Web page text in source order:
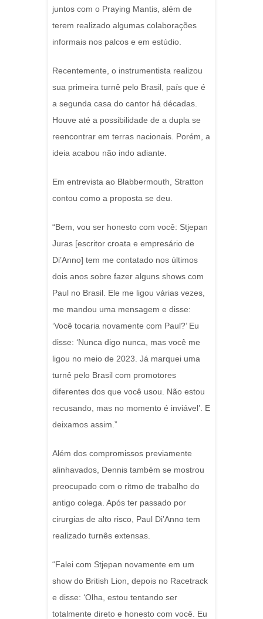
juntos com o Praying Mantis, além de
terem realizado algumas colaborações
informais nos palcos e em estúdio.
Recentemente, o instrumentista realizou
sua primeira turnê pelo Brasil, país que é
a segunda casa do cantor há décadas.
Houve até a possibilidade de a dupla se
reencontrar em terras nacionais. Porém, a
ideia acabou não indo adiante.
Em entrevista ao Blabbermouth, Stratton
contou como a proposta se deu.
“Bem, vou ser honesto com você: Stjepan
Juras [escritor croata e empresário de
Di’Anno] tem me contatado nos últimos
dois anos sobre fazer alguns shows com
Paul no Brasil. Ele me ligou várias vezes,
me mandou uma mensagem e disse:
‘Você tocaria novamente com Paul?’ Eu
disse: ‘Nunca digo nunca, mas você me
ligou no meio de 2023. Já marquei uma
turnê pelo Brasil com promotores
diferentes dos que você usou. Não estou
recusando, mas no momento é inviável’. E
deixamos assim.”
Além dos compromissos previamente
alinhavados, Dennis também se mostrou
preocupado com o ritmo de trabalho do
antigo colega. Após ter passado por
cirurgias de alto risco, Paul Di’Anno tem
realizado turnês extensas.
“Falei com Stjepan novamente em um
show do British Lion, depois no Racetrack
e disse: ‘Olha, estou tentando ser
totalmente direto e honesto com você. Eu